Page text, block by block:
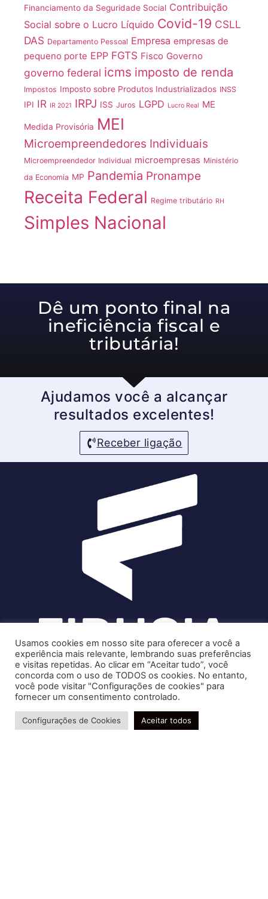
Financiamento da Seguridade Social Contribuição
Social sobre o Lucro Líquido Covid-19 CSLL
DAS Departamento Pessoal Empresa empresas de
pequeno porte EPP FGTS Fisco Governo
governo federal icms imposto de renda
Impostos Imposto sobre Produtos Industrializados INSS
IPI IR IR 2021 IRPJ ISS Juros LGPD Lucro Real ME
Medida Provisória MEI
Microempreendedores Individuais
Microempreendedor Individual microempresas Ministério
da Economia MP Pandemia Pronampe
Receita Federal Regime tributário RH
Simples Nacional
Dê um ponto final na
ineficiência fiscal e
tributária!
Ajudamos você a alcançar
resultados excelentes!
Receber ligação
Soluções contábeis-fiscais-tributárias especializadas | CRC RJ
004856/O-7
Serviços
Usamos cookies em nosso site para oferecer a você a
experiência mais relevante, lembrando suas preferências
e visitas repetidas. Ao clicar em “Aceitar tudo”, você
concorda com o uso de TODOS os cookies. No entanto,
você pode visitar "Configurações de cookies" para
fornecer um consentimento controlado.
Configurações de Cookies Aceitar todos
Precisa de ajuda?